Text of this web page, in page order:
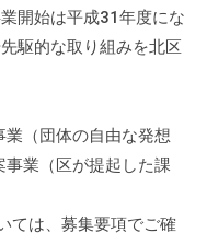
開始は平成31年度にな
駆的な取り組みを北区
（団体の自由な発想
業（区が提起した課
集要項でご確